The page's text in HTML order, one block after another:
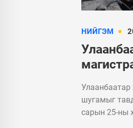
НИЙГЭМ
сарын
Улаанбаатар
шугамыг
сарын 25-ны